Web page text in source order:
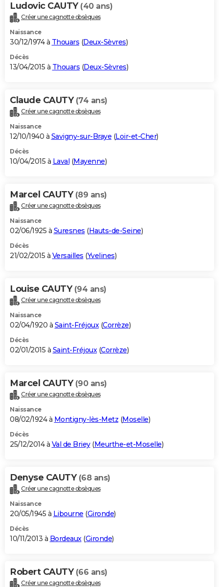
Ludovic CAUTY (40 ans)
Créer une cagnotte obsèques
Naissance
30/12/1974 à Thouars (Deux-Sèvres)
Décès
13/04/2015 à Thouars (Deux-Sèvres)
Claude CAUTY (74 ans)
Créer une cagnotte obsèques
Naissance
12/10/1940 à Savigny-sur-Braye (Loir-et-Cher)
Décès
10/04/2015 à Laval (Mayenne)
Marcel CAUTY (89 ans)
Créer une cagnotte obsèques
Naissance
02/06/1925 à Suresnes (Hauts-de-Seine)
Décès
21/02/2015 à Versailles (Yvelines)
Louise CAUTY (94 ans)
Créer une cagnotte obsèques
Naissance
02/04/1920 à Saint-Fréjoux(Corrèze)
Décès
02/01/2015 à Saint-Fréjoux(Corrèze)
Marcel CAUTY (90 ans)
Créer une cagnotte obsèques
Naissance
08/02/1924 à Montigny-lès-Metz (Moselle)
Décès
25/12/2014 à Val de Briey(Meurthe-et-Moselle)
Denyse CAUTY (68 ans)
Créer une cagnotte obsèques
Naissance
20/05/1945 à Libourne (Gironde)
Décès
10/11/2013 à Bordeaux (Gironde)
Robert CAUTY (66 ans)
Créer une cagnotte obsèques